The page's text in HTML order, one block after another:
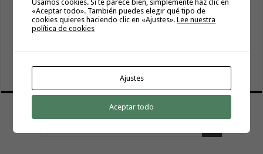
La campaña de verano del Bono Consumo inyecta más de
6 agosto, 2026
Usamos cookies. Si te parece bien, simplemente haz clic en
«Aceptar todo». También puedes elegir qué tipo de
cookies quieres haciendo clic en «Ajustes».Lee nuestra
política de cookies
Ajustes
Aceptar todo